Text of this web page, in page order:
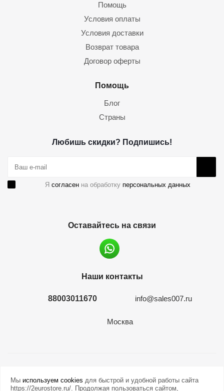
Помощь
Условия оплаты
Условия доставки
Возврат товара
Договор оферты
Помощь
Блог
Страны
Любишь скидки? Подпишись!
Я согласен на обработку персональных данных
Оставайтесь на связи
Наши контакты
88003011670 info@sales007.ru
Москва
Мы используем cookies для быстрой и удобной работы сайта
https://2eurostore.ru/. Продолжая пользоваться сайтом,